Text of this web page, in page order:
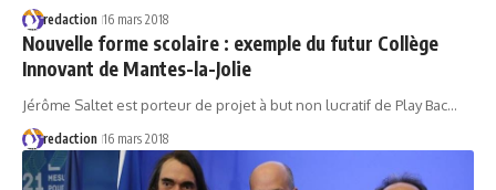
redaction 16 mars 2018
Nouvelle forme scolaire : exemple du futur Collège
Innovant de Mantes-la-Jolie
Jérôme Saltet est porteur de projet à but non lucratif de Play Bac…
redaction 16 mars 2018